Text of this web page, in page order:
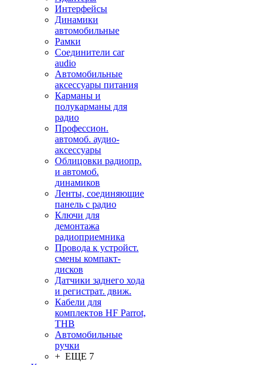
Интерфейсы
Динамики
автомобильные
Рамки
Соединители car
audio
Автомобильные
аксессуары питания
Карманы и
полукарманы для
радио
Профессион.
автомоб. аудио-
аксессуары
Облицовки радиопр.
и автомоб.
динамиков
Ленты, соединяющие
панель с радио
Ключи для
демонтажа
радиоприемника
Провода к устройст.
смены компакт-
дисков
Датчики заднего хода
и регистрат. движ.
Кабели для
комплектов HF Parrot,
THB
Автомобильные
ручки
+ ЕЩЕ 7